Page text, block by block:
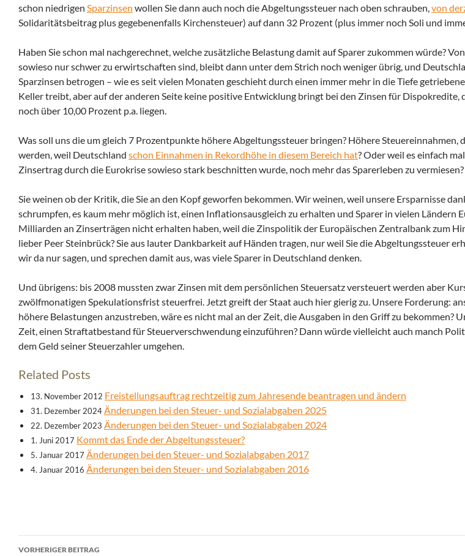
schon niedrigen Sparzinsen wollen Sie dann auch noch die Abgeltungssteuer nach oben schrauben,von
Solidaritätsbeitrag plus gegebenenfalls Kirchensteuer) auf dann 32 Prozent (plus immer noch Soli und
Haben Sie schon mal nachgerechnet, welche zusätzliche Belastung damit auf Sparer zukommen würde?
sowieso nur schwer zu erwirtschaften sind, bleibt dann unter dem Strich noch weniger übrig, und
Sparzinsen betrogen – wie es seit vielen Monaten geschieht durch einen immer mehr in die Tiefe
Keller treibt, aber auf der anderen Seite keine positive Entwicklung bringt bei den Zinsen für Dispokredite,
noch über 10,00 Prozent p.a. liegen.
Was soll uns die um gleich 7 Prozentpunkte höhere Abgeltungssteuer bringen? Höhere Steuereinnahmen,
werden, weil Deutschland schon Einnahmen in Rekordhöhe in diesem Bereich hat? Oder weil es einfach
Zinsertrag durch die Eurokrise sowieso stark beschnitten wurde, noch mehr das Sparerleben zu vermiesen?
Sie weinen ob der Kritik, die Sie an den Kopf geworfen bekommen. Wir weinen, weil unsere Ersparnisse
schrumpfen, es kaum mehr möglich ist, einen Inflationsausgleich zu erhalten und Sparer in vielen Ländern
Milliarden an Zinserträgen nicht erhalten haben, weil die Zinspolitik der Europäischen Zentralbank zum
lieber Peer Steinbrück? Sie aus lauter Dankbarkeit auf Händen tragen, nur weil Sie die Abgeltungssteuer
wir da nur sagen, und sprechen damit aus, was viele Sparer in Deutschland denken.
Und übrigens: bis 2008 mussten zwar Zinsen mit dem persönlichen Steuersatz versteuert werden aber
zwölfmonatigen Spekulationsfrist steuerfrei. Jetzt greift der Staat auch hier gierig zu. Unsere Forderung:
höhere Belastungen anzustreben, wäre es nicht mal an der Zeit, die Ausgaben in den Griff zu bekommen?
Zeit, einen Straftatbestand für Steuerverschwendung einzuführen? Dann würde vielleicht auch manch
dem Geld seiner Steuerzahler umgehen.
Related Posts
13. November 2012 Freistellungsauftrag rechtzeitig zum Jahresende beantragen und ändern
31. Dezember 2024Änderungen bei den Steuer- und Sozialabgaben 2025
22. Dezember 2023 Änderungen bei den Steuer- und Sozialabgaben 2024
1. Juni 2017 Kommt das Ende der Abgeltungssteuer?
5. Januar 2017 Änderungen bei den Steuer- und Sozialabgaben 2017
4. Januar 2016 Änderungen bei den Steuer- und Sozialabgaben 2016
Beitrags-
VORHERIGER BEITRAG